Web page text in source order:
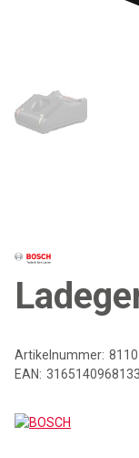
Artikelnummer:
EAN: 3165140968133